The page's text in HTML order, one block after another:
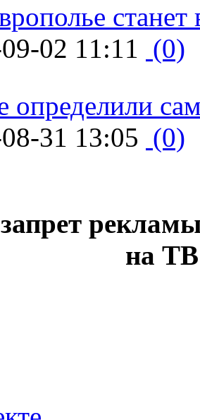
02 11:11 (0)
определили
31 13:05 (0)
на ТВ